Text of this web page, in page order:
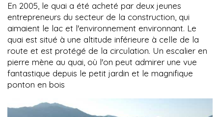
En 2005, le quai a été acheté par deux jeunes
entrepreneurs du secteur de la construction, qui
aimaient le lac et l'environnement environnant. Le
quai est situé à une altitude inférieure à celle de la
route et est protégé de la circulation. Un escalier en
pierre mène au quai, où l'on peut admirer une vue
fantastique depuis le petit jardin et le magnifique
ponton en bois